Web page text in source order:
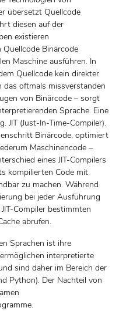
übersetzt Quellcode
diesen auf der
existieren
Binärcode
Maschine ausführen. In
Quellcode kein direkter
oftmals missverstanden
von Binärcode – sorgt
Sprache. Eine
JIT (Just-In-Time-Compiler).
Binärcode, optimiert
Maschinencode –
eines JIT-Compilers
kompilierten Code mit
zu machen. Während
bei jeder Ausführung
Compiler bestimmten
abrufen.
Sprachen ist ihre
interpretierte
sind daher im Bereich der
Python). Der Nachteil von